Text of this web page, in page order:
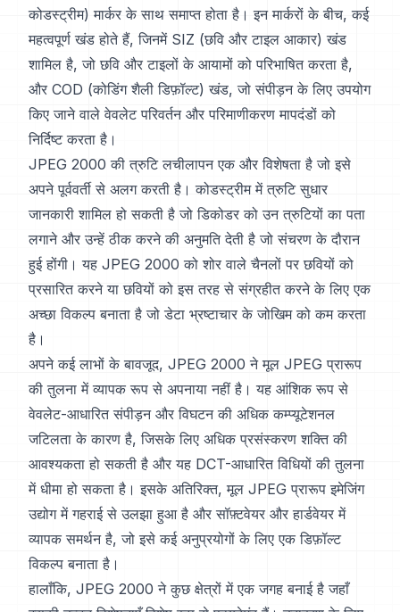
कोडस्ट्रीम) मार्कर के साथ समाप्त होता है। इन मार्करों के बीच, कई
महत्वपूर्ण खंड होते हैं, जिनमें SIZ (छवि और टाइल आकार) खंड
शामिल है, जो छवि और टाइलों के आयामों को परिभाषित करता है,
और COD (कोडिंग शैली डिफ़ॉल्ट) खंड, जो संपीड़न के लिए उपयोग
किए जाने वाले वेवलेट परिवर्तन और परिमाणीकरण मापदंडों को
निर्दिष्ट करता है।
JPEG 2000 की त्रुटि लचीलापन एक और विशेषता है जो इसे
अपने पूर्ववर्ती से अलग करती है। कोडस्ट्रीम में त्रुटि सुधार
जानकारी शामिल हो सकती है जो डिकोडर को उन त्रुटियों का पता
लगाने और उन्हें ठीक करने की अनुमति देती है जो संचरण के दौरान
हुई होंगी। यह JPEG 2000 को शोर वाले चैनलों पर छवियों को
प्रसारित करने या छवियों को इस तरह से संग्रहीत करने के लिए एक
अच्छा विकल्प बनाता है जो डेटा भ्रष्टाचार के जोखिम को कम करता
है।
अपने कई लाभों के बावजूद, JPEG 2000 ने मूल JPEG प्रारूप
की तुलना में व्यापक रूप से अपनाया नहीं है। यह आंशिक रूप से
वेवलेट-आधारित संपीड़न और विघटन की अधिक कम्प्यूटेशनल
जटिलता के कारण है, जिसके लिए अधिक प्रसंस्करण शक्ति की
आवश्यकता हो सकती है और यह DCT-आधारित विधियों की तुलना
में धीमा हो सकता है। इसके अतिरिक्त, मूल JPEG प्रारूप इमेजिंग
उद्योग में गहराई से उलझा हुआ है और सॉफ़्टवेयर और हार्डवेयर में
व्यापक समर्थन है, जो इसे कई अनुप्रयोगों के लिए एक डिफ़ॉल्ट
विकल्प बनाता है।
हालाँकि, JPEG 2000 ने कुछ क्षेत्रों में एक जगह बनाई है जहाँ